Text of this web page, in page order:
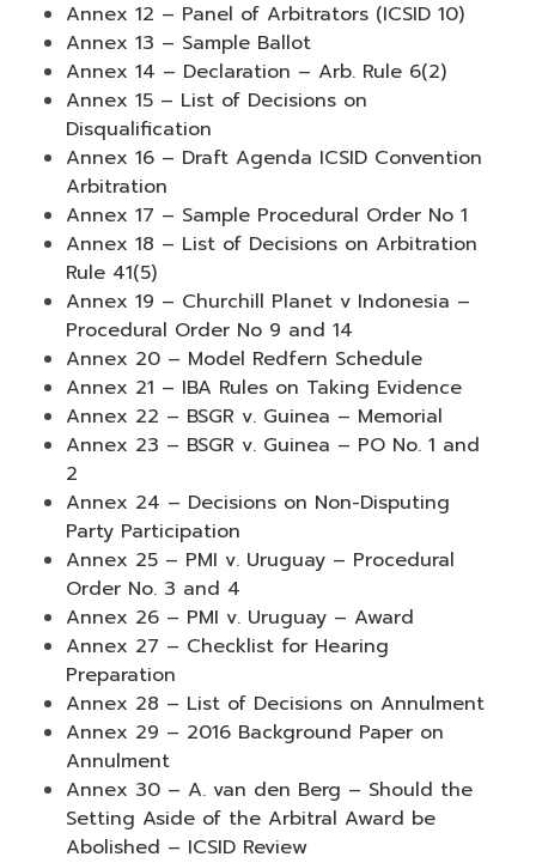
Annex 12 – Panel of Arbitrators (ICSID 10)
Annex 13 – Sample Ballot
Annex 14 – Declaration – Arb. Rule 6(2)
Annex 15 – List of Decisions on
Disqualification
Annex 16 – Draft Agenda ICSID Convention
Arbitration
Annex 17 – Sample Procedural Order No 1
Annex 18 – List of Decisions on Arbitration
Rule 41(5)
Annex 19 – Churchill Planet v Indonesia –
Procedural Order No 9 and 14
Annex 20 – Model Redfern Schedule
Annex 21 – IBA Rules on Taking Evidence
Annex 22 – BSGR v. Guinea – Memorial
Annex 23 – BSGR v. Guinea – PO No. 1 and
2
Annex 24 – Decisions on Non-Disputing
Party Participation
Annex 25 – PMI v. Uruguay – Procedural
Order No. 3 and 4
Annex 26 – PMI v. Uruguay – Award
Annex 27 – Checklist for Hearing
Preparation
Annex 28 – List of Decisions on Annulment
Annex 29 – 2016 Background Paper on
Annulment
Annex 30 – A. van den Berg – Should the
Setting Aside of the Arbitral Award be
Abolished – ICSID Review